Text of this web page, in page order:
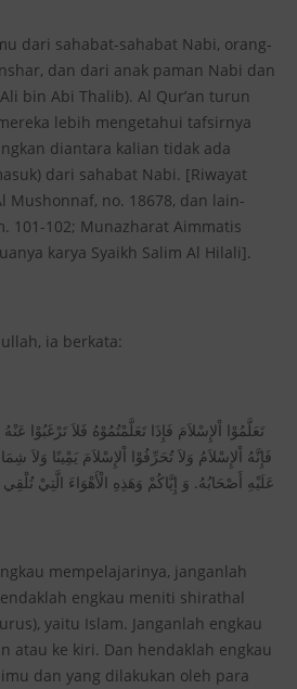
dari sahabat-sahabat Nabi, orang-
dan dari anak paman Nabi dan
bin Abi Thalib). Al Qur’an turun
lebih mengetahui tafsirnya
diantara kalian tidak ada
dari sahabat Nabi. [Riwayat
Mushonnaf, no. 18678, dan lain-
101-102; Munazharat Aimmatis
karya Syaikh Salim Al Hilali].
ia berkata:
تَعَلَّمُوْا اْلإِسْلاَمَ فَإِذَا تَعَلَّمْتُمُوْهُ فَلاَ تَرْغَبُوْا
فَإِنَّهُ اْلإِسْلاَمُ وَلاَ تُحَرِّفُوْا اْلإِسْلاَمَ يَمِْينًا وَلاَ
عَلَيْهِ أَصْحَابُهُ. وَ إِيَّاكُمْ وَهَذِهِ الْأَهْوَاءَ الَّتِيْ
mempelajarinya, janganlah
engkau meniti shirathal
yaitu Islam. Janganlah engkau
atau ke kiri. Dan hendaklah engkau
dan yang dilakukan oleh para